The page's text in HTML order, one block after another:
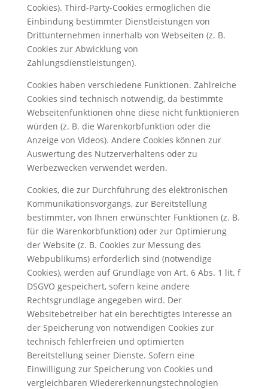
Cookies). Third-Party-Cookies ermöglichen die
Einbindung bestimmter Dienstleistungen von
Drittunternehmen innerhalb von Webseiten (z. B.
Cookies zur Abwicklung von
Zahlungsdienstleistungen).
Cookies haben verschiedene Funktionen. Zahlreiche
Cookies sind technisch notwendig, da bestimmte
Webseitenfunktionen ohne diese nicht funktionieren
würden (z. B. die Warenkorbfunktion oder die
Anzeige von Videos). Andere Cookies können zur
Auswertung des Nutzerverhaltens oder zu
Werbezwecken verwendet werden.
Cookies, die zur Durchführung des elektronischen
Kommunikationsvorgangs, zur Bereitstellung
bestimmter, von Ihnen erwünschter Funktionen (z. B.
für die Warenkorbfunktion) oder zur Optimierung
der Website (z. B. Cookies zur Messung des
Webpublikums) erforderlich sind (notwendige
Cookies), werden auf Grundlage von Art. 6 Abs. 1 lit. f
DSGVO gespeichert, sofern keine andere
Rechtsgrundlage angegeben wird. Der
Websitebetreiber hat ein berechtigtes Interesse an
der Speicherung von notwendigen Cookies zur
technisch fehlerfreien und optimierten
Bereitstellung seiner Dienste. Sofern eine
Einwilligung zur Speicherung von Cookies und
vergleichbaren Wiedererkennungstechnologien